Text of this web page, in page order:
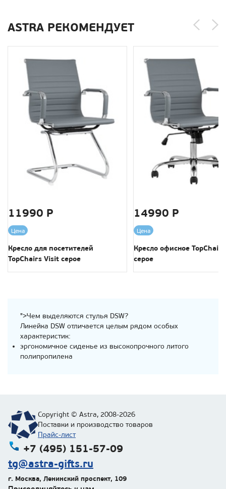
ASTRA РЕКОМЕНДУЕТ
11990 Р
Цена
Кресло для посетителей
TopChairs Visit серое
14990 Р
Цена
Кресло офисное
серое
">Чем выделяются стулья DSW?
Линейка DSW отличается целым рядом особых
характеристик:
эргономичное сиденье из высокопрочного литого
полипропилена
Copyright © Astra, 2008-2026
Поставки и производство товаров
Прайс-лист
+7 (495) 151-57-09
tg@astra-gifts.ru
г. Москва, Ленинский проспект, 109